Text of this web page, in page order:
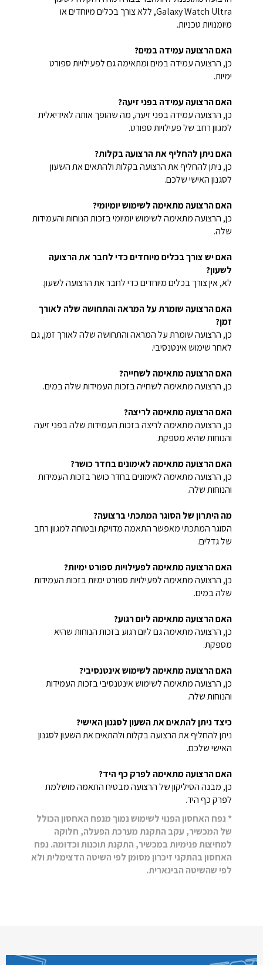
Galaxy Watch Ultra, ללא צורך בכלים מיוחדים או
מיומנויות טכניות.
האם הרצועה עמידה במים?
כן, הרצועה עמידה במים ומתאימה גם לפעילויות ספורט
ימיות.
האם הרצועה עמידה בפני זיעה?
כן, הרצועה עמידה בפני זיעה, מה שהופך אותה לאידיאלית
למגוון רחב של פעילויות ספורט.
האם ניתן להחליף את הרצועה בקלות?
כן, ניתן להחליף את הרצועה בקלות ולהתאים את השעון
לסגנון האישי שלכם.
האם הרצועה מתאימה לשימוש יומיומי?
כן, הרצועה מתאימה לשימוש יומיומי בזכות הנוחות והעמידות
שלה.
האם יש צורך בכלים מיוחדים כדי לחבר את הרצועה
לשעון?
לא, אין צורך בכלים מיוחדים כדי לחבר את הרצועה לשעון.
האם הרצועה שומרת על המראה והתחושה שלה לאורך
זמן?
כן, הרצועה שומרת על המראה והתחושה שלה לאורך זמן, גם
לאחר שימוש אינטנסיבי.
האם הרצועה מתאימה לשחייה?
כן, הרצועה מתאימה לשחייה בזכות העמידות שלה במים.
האם הרצועה מתאימה לריצה?
כן, הרצועה מתאימה לריצה בזכות העמידות שלה בפני זיעה
והנוחות שהיא מספקת.
האם הרצועה מתאימה לאימונים בחדר כושר?
כן, הרצועה מתאימה לאימונים בחדר כושר בזכות העמידות
והנוחות שלה.
מה היתרון של הסוגר המתכתי ברצועה?
הסוגר המתכתי מאפשר התאמה מדויקת ובטוחה למגוון רחב
של גדלים.
האם הרצועה מתאימה לפעילויות ספורט ימיות?
כן, הרצועה מתאימה לפעילויות ספורט ימיות בזכות העמידות
שלה במים.
האם הרצועה מתאימה ליום רגוע?
כן, הרצועה מתאימה גם ליום רגוע בזכות הנוחות שהיא
מספקת.
האם הרצועה מתאימה לשימוש אינטנסיבי?
כן, הרצועה מתאימה לשימוש אינטנסיבי בזכות העמידות
והנוחות שלה.
כיצד ניתן להתאים את השעון לסגנון האישי?
ניתן להחליף את הרצועה בקלות ולהתאים את השעון לסגנון
האישי שלכם.
האם הרצועה מתאימה לפרק כף היד?
כן, מבנה הסיליקון של הרצועה מבטיח התאמה מושלמת
לפרק כף היד.
* נפח האחסון הפנוי לשימוש נמוך מנפח האחסון הכולל
של המכשיר, עקב התקנת מערכת הפעלה, חלוקה
למחיצות פנימיות במכשיר, התקנת תוכנות וכדומה. נפח
האחסון בהתקני זיכרון מסומן לפי השיטה הדצימלית ולא
לפי שהשיטה הבינארית.